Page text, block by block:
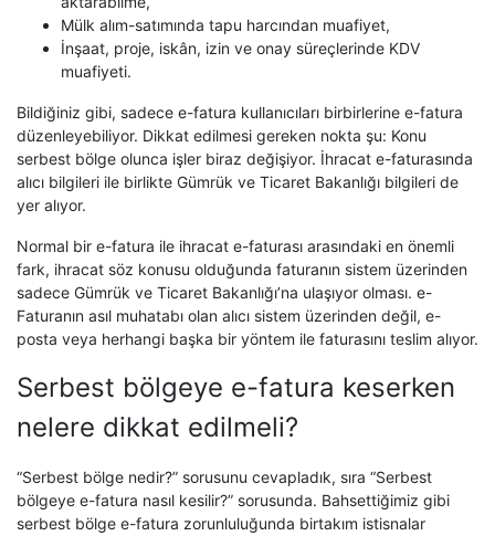
Mülk alım-satımında tapu harcından muafiyet,
İnşaat, proje, iskân, izin ve onay süreçlerinde KDV
muafiyeti.
Bildiğiniz gibi, sadece e-fatura kullanıcıları birbirlerine e-fatura
düzenleyebiliyor. Dikkat edilmesi gereken nokta şu: Konu
serbest bölge olunca işler biraz değişiyor. İhracat e-faturasında
alıcı bilgileri ile birlikte Gümrük ve Ticaret Bakanlığı bilgileri de
yer alıyor.
Normal bir e-fatura ile ihracat e-faturası arasındaki en önemli
fark, ihracat söz konusu olduğunda faturanın sistem üzerinden
sadece Gümrük ve Ticaret Bakanlığı’na ulaşıyor olması. e-
Faturanın asıl muhatabı olan alıcı sistem üzerinden değil, e-
posta veya herhangi başka bir yöntem ile faturasını teslim alıyor.
Serbest bölgeye e-fatura keserken
nelere dikkat edilmeli?
“Serbest bölge nedir?” sorusunu cevapladık, sıra “Serbest
bölgeye e-fatura nasıl kesilir?” sorusunda. Bahsettiğimiz gibi
serbest bölge e-fatura zorunluluğunda birtakım istisnalar